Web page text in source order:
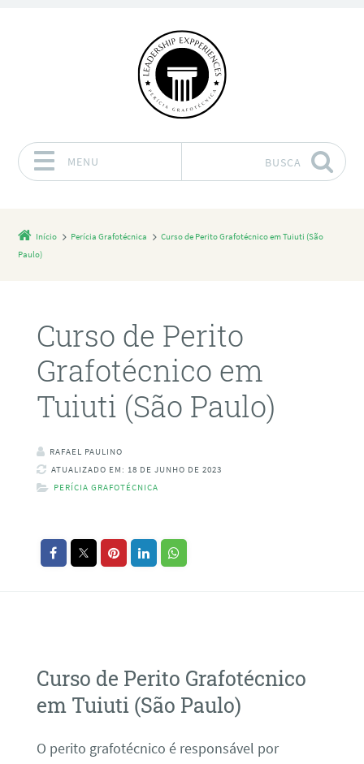
MENU BUSCA
Início Perícia Grafotécnica
Curso de Perito Grafotécnico em Tuiuti (São
Paulo)
Curso de Perito
Grafotécnico em
Tuiuti (São Paulo)
RAFAEL PAULINO
ATUALIZADO EM: 18 DE JUNHO DE 2023
PERÍCIA GRAFOTÉCNICA
Curso de Perito Grafotécnico
em Tuiuti (São Paulo)
O perito grafotécnico é responsável por